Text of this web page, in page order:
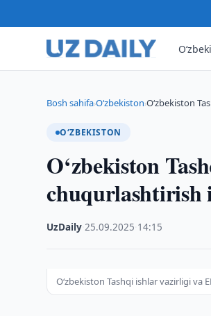
Bosh sahifa›O‘zbekiston›O‘zbekiston
O‘ZBEKISTON
O‘zbekiston
UzDaily ·25.09.2025 14:15
O‘zbekiston Tashqi ishlar vazirligi